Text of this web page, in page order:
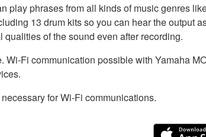
play phrases from all kinds of music genres
13 drum kits so you can hear the output
of the sound even after recording.
Fi communication possible with Yamaha
for Wi-Fi communications.